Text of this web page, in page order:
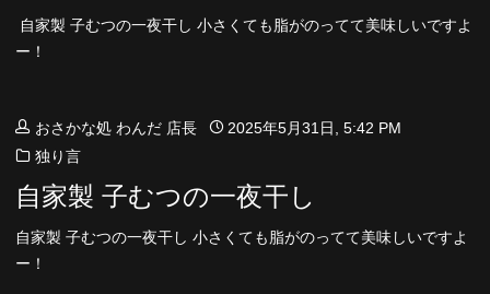
自家製 子むつの一夜干し 小さくても脂がのってて美味しいですよ
ー！
おさかな処 わんだ 店長
2025年5月31日, 5:42 PM
独り言
自家製 子むつの一夜干し
自家製 子むつの一夜干し 小さくても脂がのってて美味しいですよ
ー！